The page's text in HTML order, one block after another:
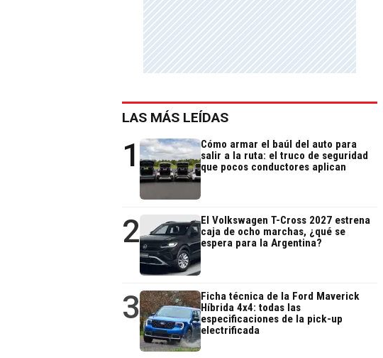
LAS MÁS LEÍDAS
1
Cómo armar el baúl del auto para
salir a la ruta: el truco de seguridad
que pocos conductores aplican
2
El Volkswagen T-Cross 2027 estrena
caja de ocho marchas, ¿qué se
espera para la Argentina?
3
Ficha técnica de la Ford Maverick
Híbrida 4x4: todas las
especificaciones de la pick-up
electrificada